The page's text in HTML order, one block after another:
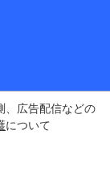
、広告配信などの
について